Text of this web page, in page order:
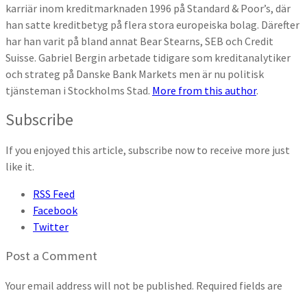
karriär inom kreditmarknaden 1996 på Standard & Poor’s, där
han satte kreditbetyg på flera stora europeiska bolag. Därefter
har han varit på bland annat Bear Stearns, SEB och Credit
Suisse. Gabriel Bergin arbetade tidigare som kreditanalytiker
och strateg på Danske Bank Markets men är nu politisk
tjänsteman i Stockholms Stad. More from this author.
Subscribe
If you enjoyed this article, subscribe now to receive more just
like it.
RSS Feed
Facebook
Twitter
Post a Comment
Your email address will not be published. Required fields are